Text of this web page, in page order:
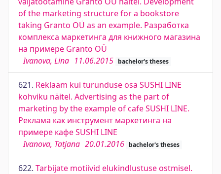
of the marketing structure for a bookstore
taking Granto OÜ as an example. Разработка
комплекса маркетинга для книжного магазина
на примере Granto OÜ
Ivanova, Lina 11.06.2015 bachelor's theses
621. Reklaam kui turunduse osa SUSHI LINE
kohviku näitel. Advertising as the part of
marketing by the example of cafe SUSHI LINE.
Реклама как инструмент маркетинга на
примере кафе SUSHI LINE
Ivanova, Tatjana 20.01.2016 bachelor's theses
622. Tarbijate motiivid elukindlustuse ostmisel.